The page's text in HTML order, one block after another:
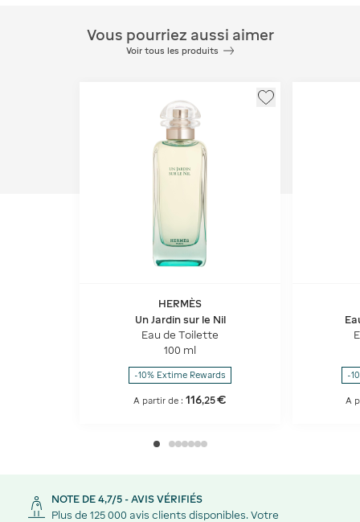
Vous pourriez aussi aimer
Voir tous les produits
HERMÈS
Un Jardin sur le Nil
Eau de Toilette
100 ml
-10% Extime Rewards
A partir de : 116,25€
-
A
NOTE DE 4,7/5 - AVIS VÉRIFIÉS
Plus de 125 000 avis clients disponibles. Votre